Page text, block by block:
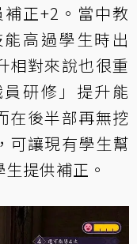
正+2。當中教
高過學生時出
相對來說也很重
研修」提升能
在後半部再無挖
可讓現有學生幫
提供補正。